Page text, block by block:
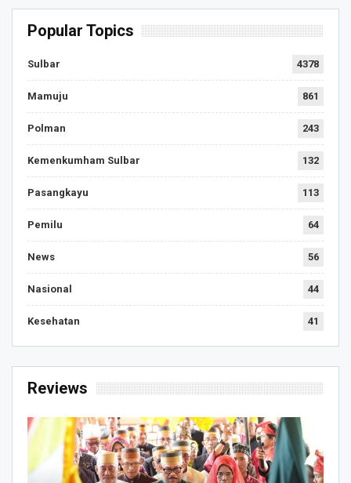
Popular Topics
Sulbar 4378
Mamuju 861
Polman 243
Kemenkumham Sulbar 132
Pasangkayu 113
Pemilu 64
News 56
Nasional 44
Kesehatan 41
Reviews